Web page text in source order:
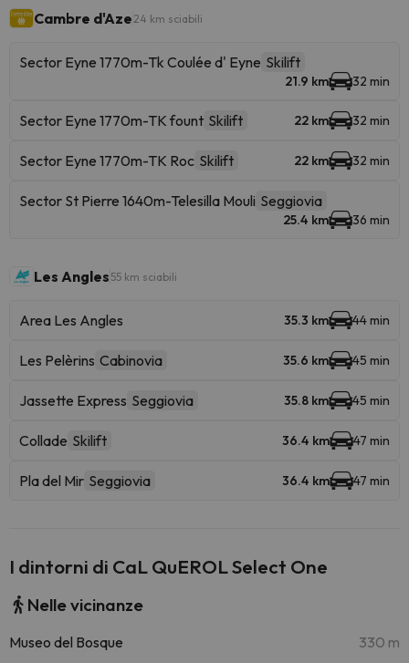
Cambre d'Aze 24 km sciabili
Sector Eyne 1770m-Tk Coulée d' Eyne Skilift
21.9 km 32 min
Sector Eyne 1770m-TK fount Skilift 22 km 32 min
Sector Eyne 1770m-TK Roc Skilift 22 km 32 min
Sector St Pierre 1640m-Telesilla Mouli Seggiovia
25.4 km 36 min
Les Angles 55 km sciabili
Area Les Angles 35.3 km 44 min
Les Pelèrins Cabinovia 35.6 km 45 min
Jassette Express Seggiovia 35.8 km 45 min
Collade Skilift 36.4 km 47 min
Pla del Mir Seggiovia 36.4 km 47 min
I dintorni di CaL QuEROL Select One
Nelle vicinanze
Museo del Bosque 330 m